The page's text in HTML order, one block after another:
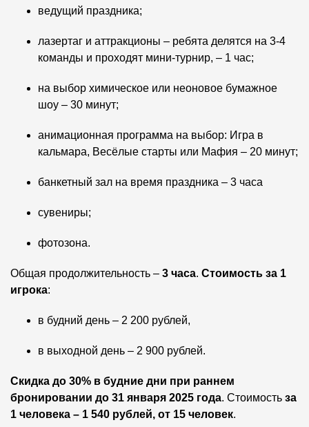
ведущий праздника;
лазертаг и аттракционы – ребята делятся на 3-4
команды и проходят мини-турнир, – 1 час;
на выбор химическое или неоновое бумажное
шоу – 30 минут;
анимационная программа на выбор: Игра в
кальмара, Весёлые старты или Мафия – 20 минут;
банкетный зал на время праздника – 3 часа
сувениры;
фотозона.
Общая продолжительность – 3 часа. Стоимость за 1
игрока:
в будний день – 2 200 рублей,
в выходной день – 2 900 рублей.
Скидка до 30% в будние дни при раннем
бронировании до 31 января 2025 года. Стоимость за
1 человека – 1 540 рублей, от 15 человек.